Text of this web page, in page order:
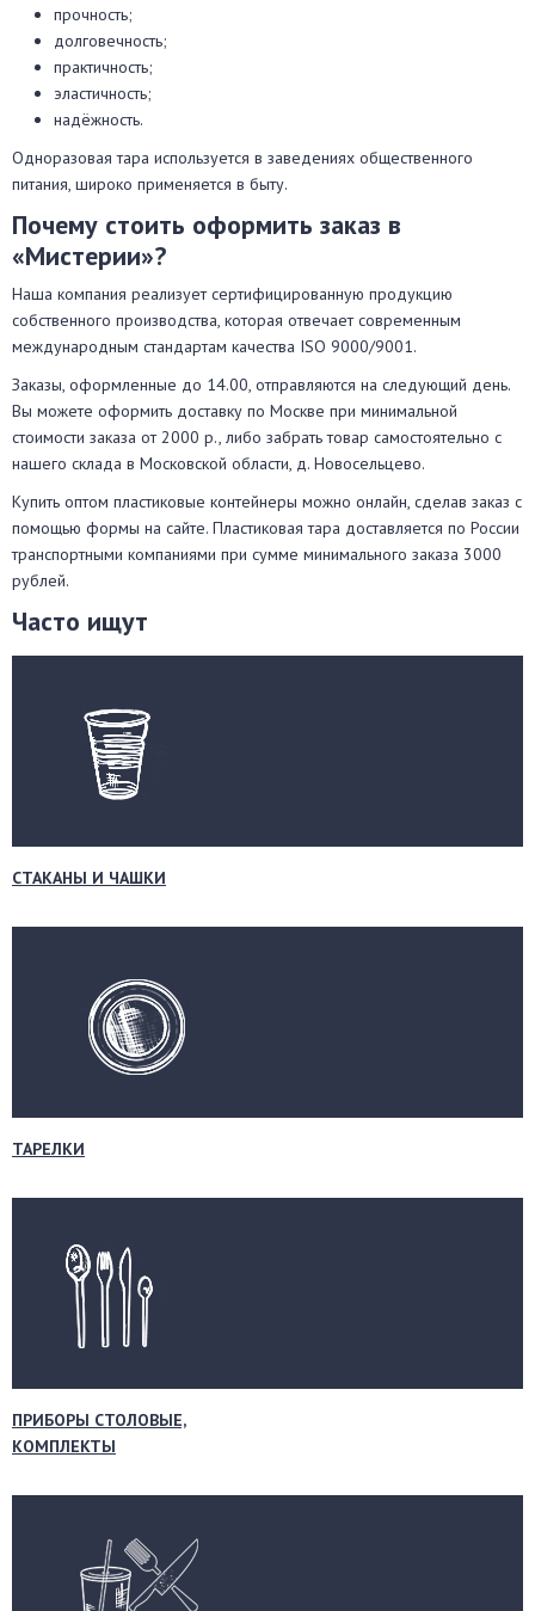
прочность;
долговечность;
практичность;
эластичность;
надёжность.
Одноразовая тара используется в заведениях общественного
питания, широко применяется в быту.
Почему стоить оформить заказ в
«Мистерии»?
Наша компания реализует сертифицированную продукцию
собственного производства, которая отвечает современным
международным стандартам качества ISO 9000/9001.
Заказы, оформленные до 14.00, отправляются на следующий день.
Вы можете оформить доставку по Москве при минимальной
стоимости заказа от 2000 р., либо забрать товар самостоятельно с
нашего склада в Московской области, д. Новосельцево.
Купить оптом пластиковые контейнеры можно онлайн, сделав заказ с
помощью формы на сайте. Пластиковая тара доставляется по России
транспортными компаниями при сумме минимального заказа 3000
рублей.
Часто ищут
СТАКАНЫ И ЧАШКИ
ТАРЕЛКИ
ПРИБОРЫ СТОЛОВЫЕ,
КОМПЛЕКТЫ